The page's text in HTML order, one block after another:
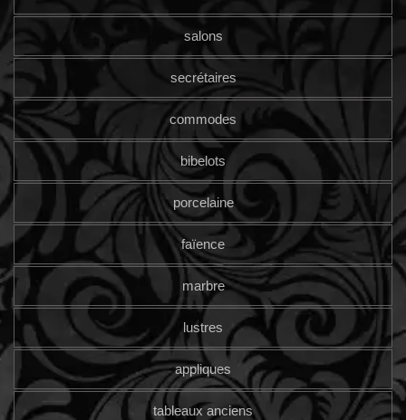
salons
secrétaires
commodes
bibelots
porcelaine
faïence
marbre
lustres
appliques
tableaux anciens